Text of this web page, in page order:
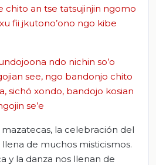
chito an tse tatsujinjin ngomo
fii jkutono’ono ngo kibe
ndo nichin so’o
see, ngo bandonjo chito
sichó xondo, bandojo kosian
se’e
la celebración del
de muchos misticismos.
y la danza nos llenan de